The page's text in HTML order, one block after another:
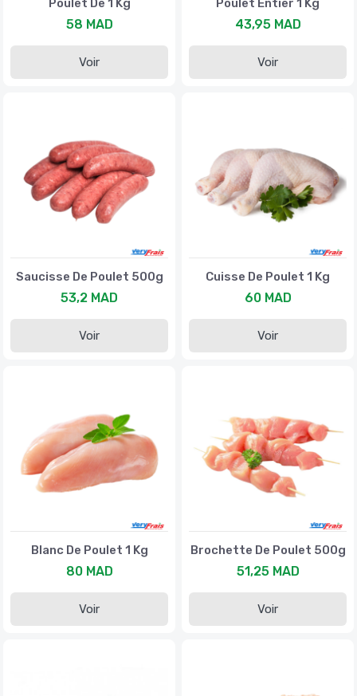
Poulet De 1 Kg
58 MAD
Voir
Poulet Entier 1 Kg
43,95 MAD
Voir
Saucisse De Poulet 500g
53,2 MAD
Voir
Cuisse De Poulet 1 Kg
60 MAD
Voir
Blanc De Poulet 1 Kg
80 MAD
Voir
Brochette De Poulet 500g
51,25 MAD
Voir